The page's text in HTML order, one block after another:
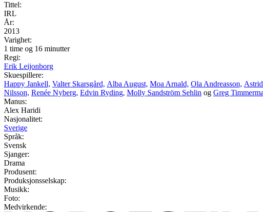
Tittel:
IRL
År:
2013
Varighet:
1 time og 16 minutter
Regi:
Erik Leijonborg
Skuespillere:
Happy Jankell, Valter Skarsgård, Alba August, Moa Arnald, Ola Andreasson,
Nilsson, Renée Nyberg, Edvin Ryding, Molly Sandström Sehlin og Greg
Manus:
Alex Haridi
Nasjonalitet:
Sverige
Språk:
Svensk
Sjanger:
Drama
Produsent:
Produksjonsselskap:
Musikk:
Foto:
Medvirkende: